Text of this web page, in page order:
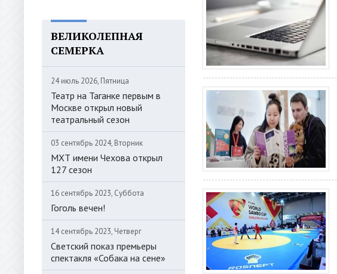
ВЕЛИКОЛЕПНАЯ
СЕМЕРКА
24 июль 2026, Пятница
Театр на Таганке первым в
Москве открыл новый
театральный сезон
03 сентябрь 2024, Вторник
МХТ имени Чехова открыл
127 сезон
16 сентябрь 2023, Суббота
Гоголь вечен!
14 сентябрь 2023, Четверг
Светский показ премьеры
спектакля «Собака на сене»